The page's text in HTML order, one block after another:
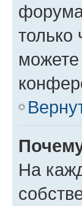
только
На